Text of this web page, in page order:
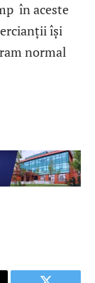
în aceste
își
normal